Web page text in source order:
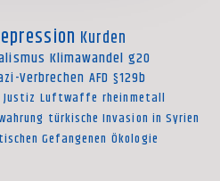
Kurden
Klimawandel g20
Verbrechen AFD §129b
Justiz Luftwaffe rheinmetall
türkische Invasion in Syrien
Gefangenen Ökologie